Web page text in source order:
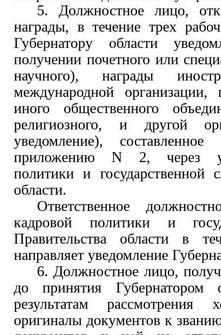
5. Должностное лицо,
награды, в течение трех
Губернатору области
получении почетного или
научного), награды
международной организации,
иного общественного
религиозного, и другой
уведомление),
приложению N 2, через
политики и государственной
области.
Ответственное
кадровой политики и
Правительства области в
направляет уведомление
6. Должностное лицо,
до принятия Губернатором
результатам рассмотрения
оригиналы документов к